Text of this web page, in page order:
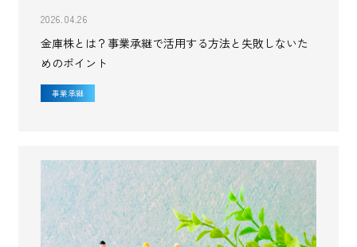
金庫株とは？事業承継で活用する方法と失敗しないた
めのポイント
2026.04.26
事業承継